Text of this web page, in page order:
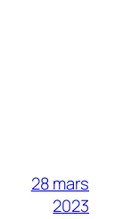
28 mars
2023